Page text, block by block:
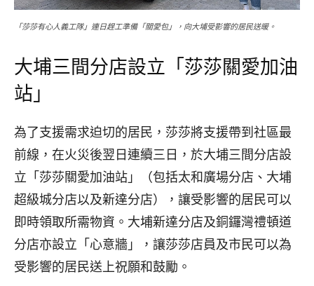
「莎莎有心人義工隊」連日趕工準備「關愛包」，向大埔受影響的居民送暖。
大埔三間分店設立「莎莎關愛加油
站」
為了支援需求迫切的居民，莎莎將支援帶到社區最
前線，在火災後翌日連續三日，於大埔三間分店設
立「莎莎關愛加油站」（包括太和廣場分店、大埔
超級城分店以及新達分店），讓受影響的居民可以
即時領取所需物資。大埔新達分店及銅鑼灣禮頓道
分店亦設立「心意牆」，讓莎莎店員及市民可以為
受影響的居民送上祝願和鼓勵。